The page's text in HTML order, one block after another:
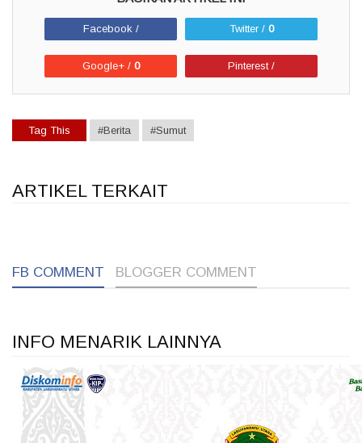
Facebook / Twitter / 0
Google+ / 0 Pinterest /
Tag This #Berita #Sumut
ARTIKEL TERKAIT
FB COMMENT BLOGGER COMMENT
INFO MENARIK LAINNYA